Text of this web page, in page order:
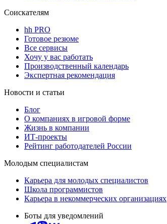
Соискателям
hh PRO
Готовое резюме
Все сервисы
Хочу у вас работать
Производственный календарь
Экспертная рекомендация
Новости и статьи
Блог
О компаниях в игровой форме
Жизнь в компании
ИТ-проекты
Рейтинг работодателей России
Молодым специалистам
Карьера для молодых специалистов
Школа программистов
Карьера в некоммерческих организациях
Боты для уведомлений